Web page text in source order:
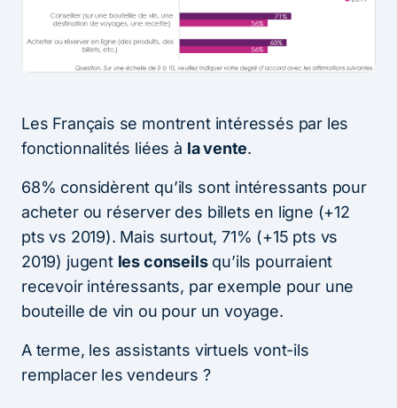
Les Français se montrent intéressés par les
fonctionnalités liées à la vente.
68% considèrent qu’ils sont intéressants pour
acheter ou réserver des billets en ligne (+12
pts vs 2019). Mais surtout, 71% (+15 pts vs
2019) jugent les conseilsqu’ils pourraient
recevoir intéressants, par exemple pour une
bouteille de vin ou pour un voyage.
A terme, les assistants virtuels vont-ils
remplacer les vendeurs ?